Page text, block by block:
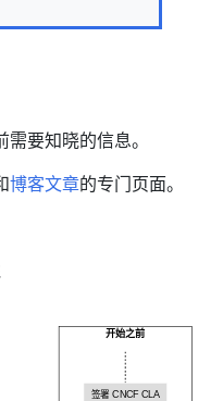
要知晓的信息。
博客文章的专门页面。
开始之前
签署 CNCF CLA